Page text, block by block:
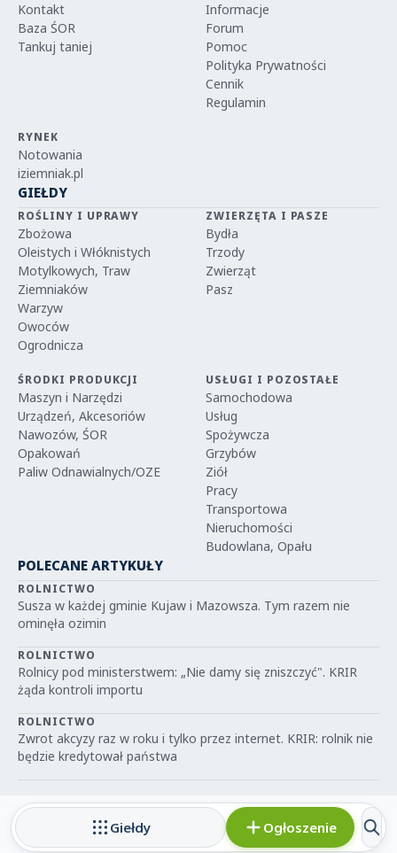
Giełdy Ogłoszenie
Kontakt
Baza ŚOR
Tankuj taniej
Informacje
Forum
Pomoc
Polityka Prywatności
Cennik
Regulamin
RYNEK
Notowania
iziemniak.pl
GIEŁDY
ROŚLINY I UPRAWY
Zbożowa
Oleistych i Włóknistych
Motylkowych, Traw
Ziemniaków
Warzyw
Owoców
Ogrodnicza
ZWIERZĘTA I PASZE
Bydła
Trzody
Zwierząt
Pasz
ŚRODKI PRODUKCJI
Maszyn i Narzędzi
Urządzeń, Akcesoriów
Nawozów, ŚOR
Opakowań
Paliw Odnawialnych/OZE
USŁUGI I POZOSTAŁE
Samochodowa
Usług
Spożywcza
Grzybów
Ziół
Pracy
Transportowa
Nieruchomości
Budowlana, Opału
POLECANE ARTYKUŁY
ROLNICTWO
Susza w każdej gminie Kujaw i Mazowsza. Tym razem nie
ominęła ozimin
ROLNICTWO
Rolnicy pod ministerstwem: „Nie damy się zniszczyć". KRIR
żąda kontroli importu
ROLNICTWO
Zwrot akcyzy raz w roku i tylko przez internet. KRIR: rolnik nie
będzie kredytował państwa
© 2026 IGRIT.PL — Wszelkie prawa zastrzeżone